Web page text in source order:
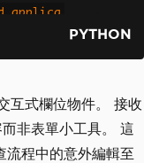
PYTHON
互式欄位物件。 接收
非表單小工具。 這
程中的意外編輯至